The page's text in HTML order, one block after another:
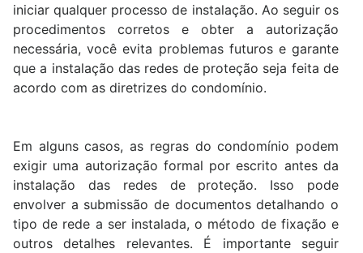
iniciar qualquer processo de instalação. Ao seguir os
procedimentos corretos e obter a autorização
necessária, você evita problemas futuros e garante
que a instalação das redes de proteção seja feita de
acordo com as diretrizes do condomínio.
Em alguns casos, as regras do condomínio podem
exigir uma autorização formal por escrito antes da
instalação das redes de proteção. Isso pode
envolver a submissão de documentos detalhando o
tipo de rede a ser instalada, o método de fixação e
outros detalhes relevantes. É importante seguir